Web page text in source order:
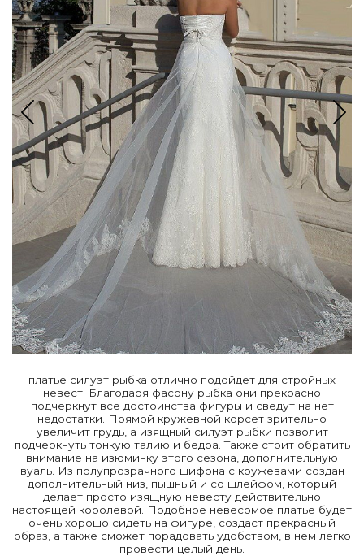
платье силуэт рыбка отлично подойдет для стройных
невест. Благодаря фасону рыбка они прекрасно
подчеркнут все достоинства фигуры и сведут на нет
недостатки. Прямой кружевной корсет зрительно
увеличит грудь, а изящный силуэт рыбки позволит
подчеркнуть тонкую талию и бедра. Также стоит обратить
внимание на изюминку этого сезона, дополнительную
вуаль. Из полупрозрачного шифона с кружевами создан
дополнительный низ, пышный и со шлейфом, который
делает просто изящную невесту действительно
настоящей королевой. Подобное невесомое платье будет
очень хорошо сидеть на фигуре, создаст прекрасный
образ, а также сможет порадовать удобством, в нем легко
провести целый день.